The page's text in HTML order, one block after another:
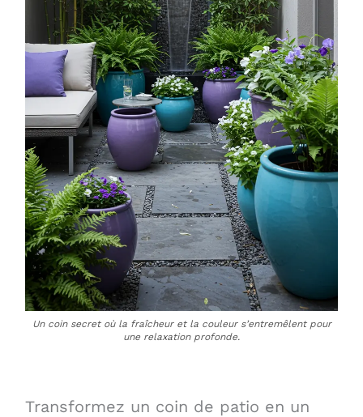
Un coin secret où la fraîcheur et la couleur s’entremêlent pour
une relaxation profonde.
Transformez un coin de patio en un